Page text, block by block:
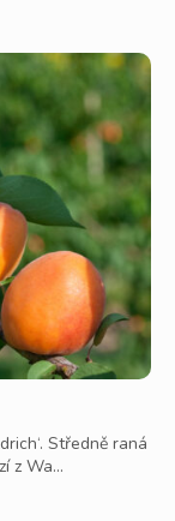
Středně raná
z Wa...